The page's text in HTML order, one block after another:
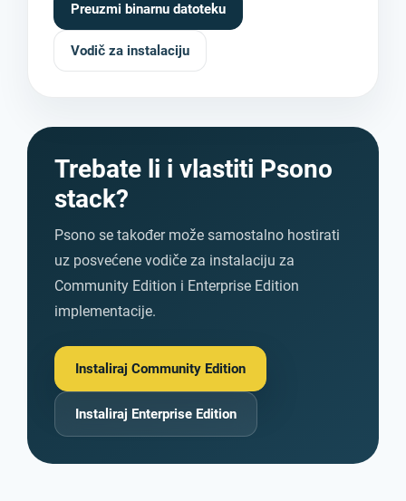
Preuzmi binarnu datoteku
Vodič za instalaciju
Trebate li i vlastiti Psono
stack?
Psono se također može samostalno hostirati
uz posvećene vodiče za instalaciju za
Community Edition i Enterprise Edition
implementacije.
Instaliraj Community Edition
Instaliraj Enterprise Edition